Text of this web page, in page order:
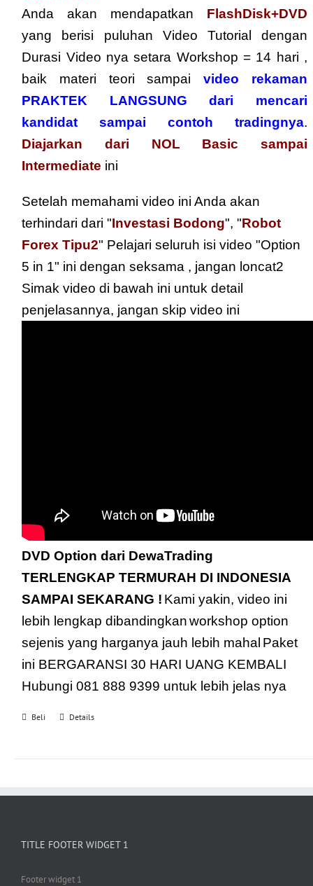
Anda akan mendapatkan FlashDisk+DVD
yang berisi puluhan Video Tutorial dengan
Durasi Video nya setara Workshop = 14 hari ,
baik materi teori sampaivideo rekaman
PRAKTEK LANGSUNG dari mencari
kandidat sampai contoh tradingnya.
Diajarkan dari NOL Basic sampai
Intermediate ini
Setelah memahami video ini Anda akan
terhindari dari "Investasi Bodong", "Robot
Forex Tipu2" Pelajari seluruh isi video "Option
5 in 1" ini dengan seksama , jangan loncat2
Simak video di bawah ini untuk detail
penjelasannya, jangan skip video ini
DVD Option dari DewaTrading
TERLENGKAP TERMURAH DI INDONESIA
SAMPAI SEKARANG ! Kami yakin, video ini
lebih lengkap dibandingkanworkshop option
sejenis yang harganya jauh lebih mahal Paket
ini BERGARANSI 30 HARI UANG KEMBALI
Hubungi 081 888 9399 untuk lebih jelas nya
Beli Details
TITLE FOOTER WIDGET 1
Footer widget 1